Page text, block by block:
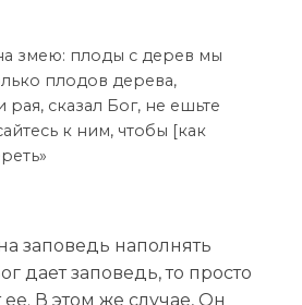
змею: плоды с дерев мы
плодов дерева,
рая, сказал Бог, не ешьте
к ним, чтобы [как
заповедь наполнять
дает заповедь, то просто
В этом же случае, Он